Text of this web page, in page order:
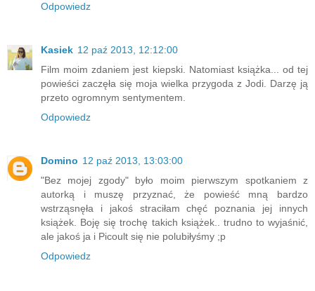
Odpowiedz
Kasiek 12 paź 2013, 12:12:00
Film moim zdaniem jest kiepski. Natomiast książka... od tej
powieści zaczęła się moja wielka przygoda z Jodi. Darzę ją
przeto ogromnym sentymentem.
Odpowiedz
Domino 12 paź 2013, 13:03:00
"Bez mojej zgody" było moim pierwszym spotkaniem z
autorką i muszę przyznać, że powieść mną bardzo
wstrząsnęła i jakoś straciłam chęć poznania jej innych
książek. Boję się trochę takich książek.. trudno to wyjaśnić,
ale jakoś ja i Picoult się nie polubiłyśmy ;p
Odpowiedz